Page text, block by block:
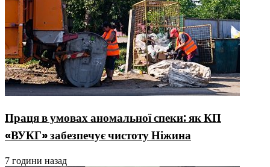
Праця в умовах аномальної спеки: як КП
«ВУКГ» забезпечує чистоту Ніжина
7 години назад